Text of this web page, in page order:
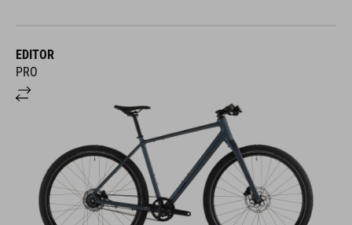
EDITOR
PRO